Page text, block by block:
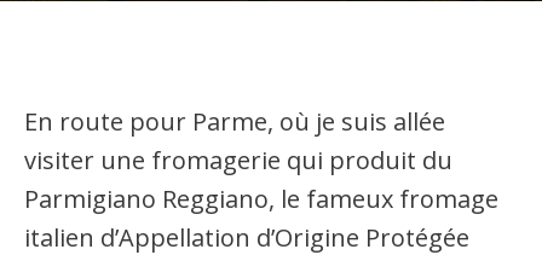
En route pour Parme, où je suis allée
visiter une fromagerie qui produit du
Parmigiano Reggiano, le fameux fromage
italien d’Appellation d’Origine Protégée